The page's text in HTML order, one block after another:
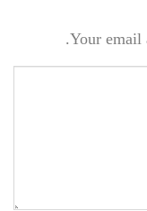
Your email